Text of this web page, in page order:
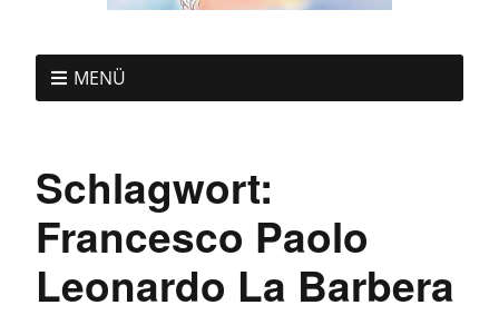
MENÜ
Schlagwort:
Francesco Paolo
Leonardo La Barbera